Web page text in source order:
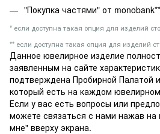
"Покупка частями" от
* если доступна такая опция для изделий
** если доступна такая опция для изделий
Данное ювелирное изделие
заявленным на сайте
подтверждена Пробирной Палатой
который есть на каждом
Если у вас есть вопросы или
можете связаться с нами нажав на
мне" вверху экрана.